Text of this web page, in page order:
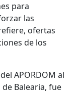
para
las
ofertas
de los
APORDOM al
Balearia, fue